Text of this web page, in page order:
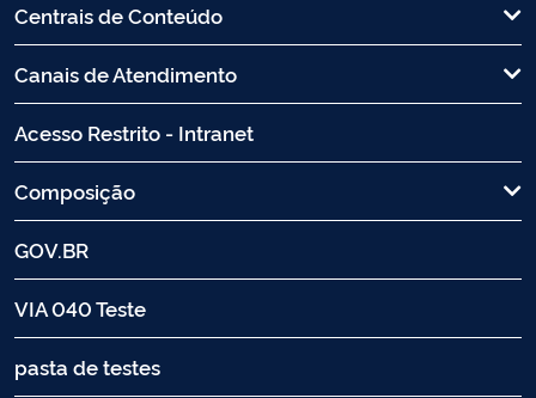
Centrais de Conteúdo
Canais de Atendimento
Acesso Restrito - Intranet
Composição
GOV.BR
VIA 040 Teste
pasta de testes